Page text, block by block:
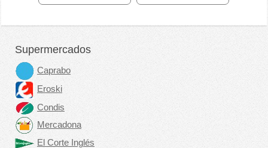
Supermercados
Caprabo
Eroski
Condis
Mercadona
El Corte Inglés